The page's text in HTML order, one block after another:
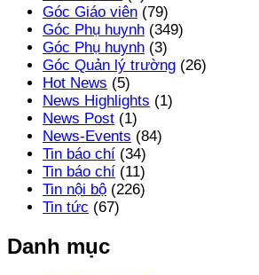
Góc Giáo viên (79)
Góc Phụ huynh (349)
Góc Phụ huynh (3)
Góc Quản lý trường (26)
Hot News (5)
News Highlights (1)
News Post (1)
News-Events (84)
Tin báo chí (34)
Tin báo chí (11)
Tin nội bộ (226)
Tin tức (67)
Danh mục